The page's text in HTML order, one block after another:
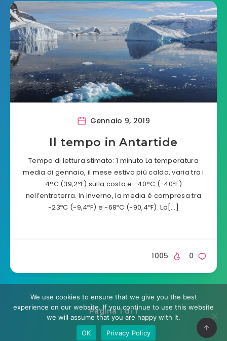
Gennaio 9, 2019
Il tempo in Antartide
Tempo di lettura stimato: 1 minuto La temperatura
media di gennaio, il mese estivo più caldo, varia tra i
4°C (39,2ºF) sulla costa e -40°C (-40ºF)
nell’entroterra. In inverno, la media è compresa tra
-23ºC (-9,4ºF) e -68ºC (-90,4ºF). La[…]
0
1005
Pagina 1 di 1
We use cookies to ensure that we give you the best
experience on our website. If you continue to use this website
we will assume that you are happy with it.
OK
Privacy Policy